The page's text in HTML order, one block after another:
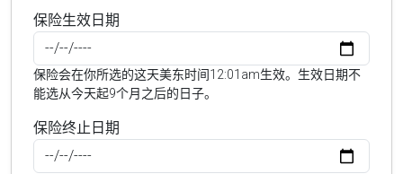
保险生效日期
保险会在你所选的这天美东时间12:01am生效。生效日期不
能选从今天起9个月之后的日子。
保险终止日期